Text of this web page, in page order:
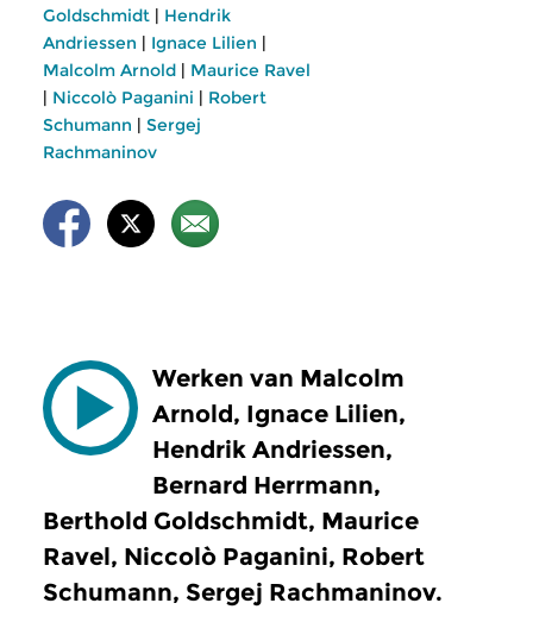
Goldschmidt | Hendrik
Andriessen | Ignace Lilien |
Malcolm Arnold | Maurice Ravel
| Niccolò Paganini | Robert
Schumann | Sergej
Rachmaninov
Werken van Malcolm
Arnold, Ignace Lilien,
Hendrik Andriessen,
Bernard Herrmann,
Berthold Goldschmidt, Maurice
Ravel, Niccolò Paganini, Robert
Schumann, Sergej Rachmaninov.